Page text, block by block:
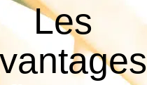
Les